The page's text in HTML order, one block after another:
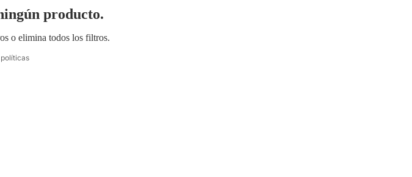
producto.
o elimina todos los filtros.
servicio